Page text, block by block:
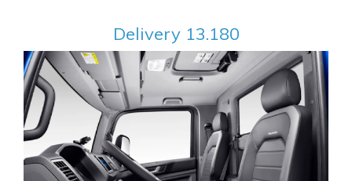
Delivery 13.180
Anterior